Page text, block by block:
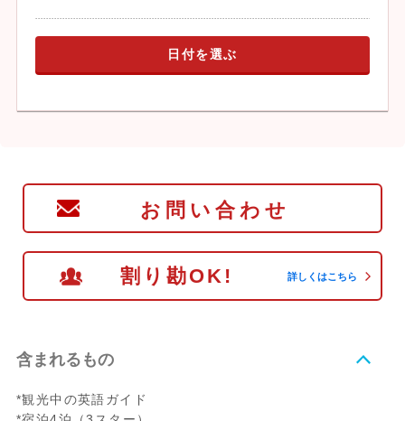
日付を選ぶ
お問い合わせ
割り勘OK! 詳しくはこちら
含まれるもの
*観光中の英語ガイド